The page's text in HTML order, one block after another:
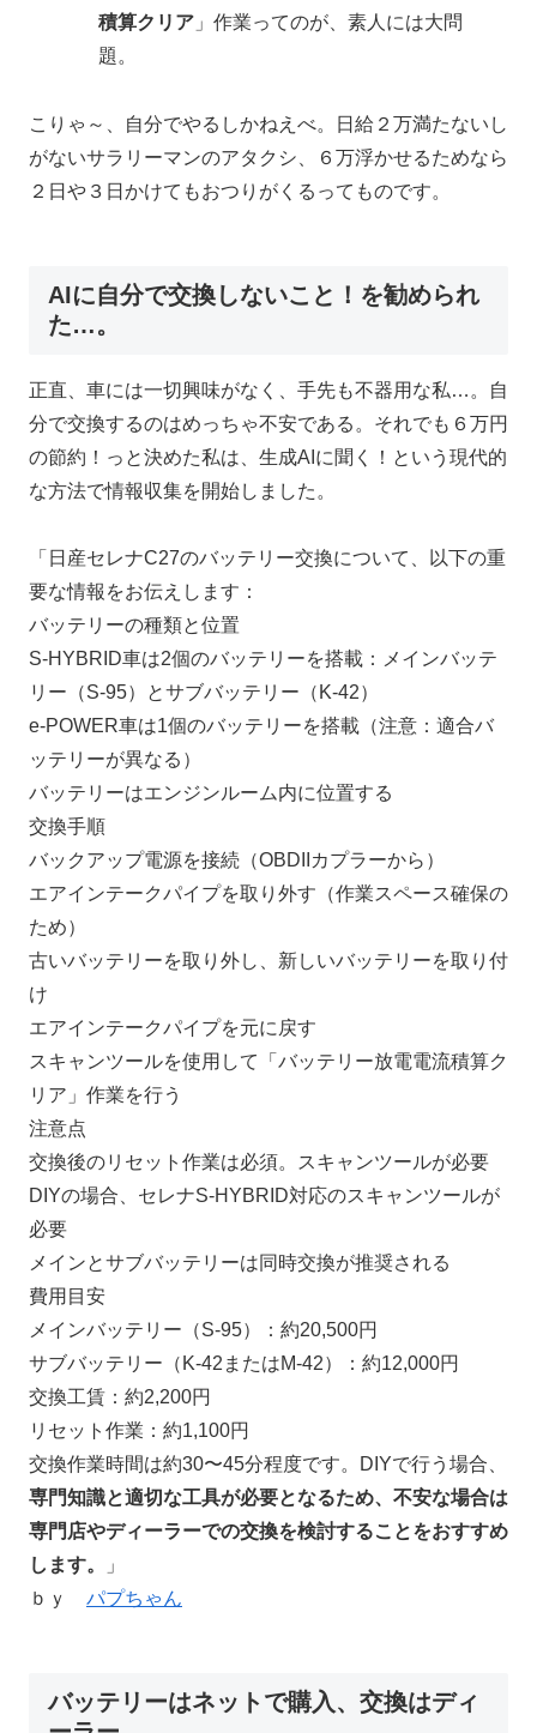
積算クリア 」作業ってのが、素人には大問
題。
こりゃ～、自分でやるしかねえべ。日給２万満たないし
がないサラリーマンのアタクシ、６万浮かせるためなら
２日や３日かけてもおつりがくるってものです。
AIに自分で交換しないこと！を勧められ
た…。
正直、車には一切興味がなく、手先も不器用な私…。自
分で交換するのはめっちゃ不安である。それでも６万円
の節約！っと決めた私は、生成AIに聞く！という現代的
な方法で情報収集を開始しました。
「日産セレナC27のバッテリー交換について、以下の重
要な情報をお伝えします：
バッテリーの種類と位置
S-HYBRID車は2個のバッテリーを搭載：メインバッテ
リー（S-95）とサブバッテリー（K-42）
e-POWER車は1個のバッテリーを搭載（注意：適合バ
ッテリーが異なる）
バッテリーはエンジンルーム内に位置する
交換手順
バックアップ電源を接続（OBDIIカプラーから）
エアインテークパイプを取り外す（作業スペース確保の
ため）
古いバッテリーを取り外し、新しいバッテリーを取り付
け
エアインテークパイプを元に戻す
スキャンツールを使用して「バッテリー放電電流積算ク
リア」作業を行う
注意点
交換後のリセット作業は必須。スキャンツールが必要
DIYの場合、セレナS-HYBRID対応のスキャンツールが
必要
メインとサブバッテリーは同時交換が推奨される
費用目安
メインバッテリー（S-95）：約20,500円
サブバッテリー（K-42またはM-42）：約12,000円
交換工賃：約2,200円
リセット作業：約1,100円
交換作業時間は約30〜45分程度です。DIYで行う場合、
専門知識と適切な工具が必要となるため、不安な場合は
専門店やディーラーでの交換を検討することをおすすめ
します。
」
ｂｙ パプちゃん
バッテリーはネットで購入、交換はディ